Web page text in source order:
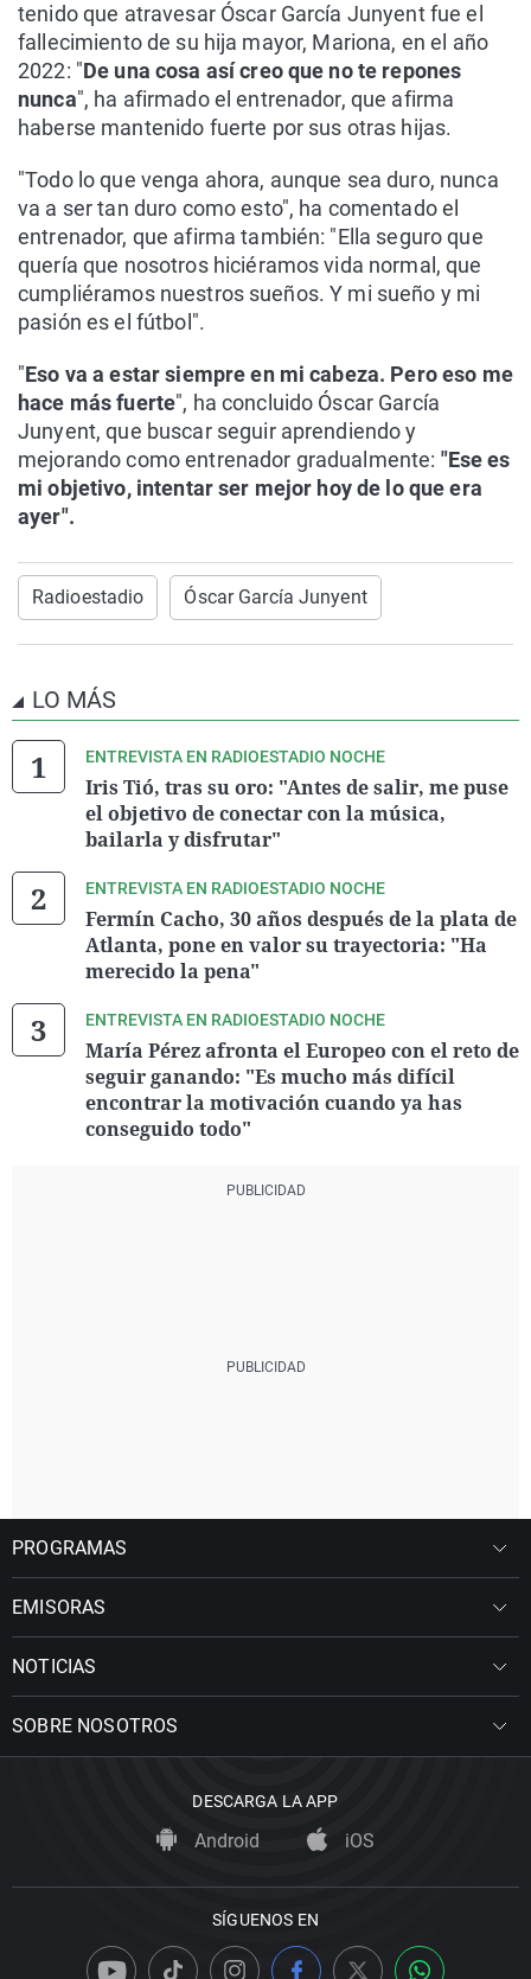
tenido que atravesar Óscar García Junyent fue el
fallecimiento de su hija mayor, Mariona, en el año
2022: "De una cosa así creo que no te repones
nunca", ha afirmado el entrenador, que afirma
haberse mantenido fuerte por sus otras hijas.
"Todo lo que venga ahora, aunque sea duro, nunca
va a ser tan duro como esto", ha comentado el
entrenador, que afirma también: "Ella seguro que
quería que nosotros hiciéramos vida normal, que
cumpliéramos nuestros sueños. Y mi sueño y mi
pasión es el fútbol".
"Eso va a estar siempre en mi cabeza. Pero eso me
hace más fuerte", ha concluido Óscar García
Junyent, que buscar seguir aprendiendo y
mejorando como entrenador gradualmente: "Ese es
mi objetivo, intentar ser mejor hoy de lo que era
ayer".
Radioestadio Óscar García Junyent
LO MÁS
ENTREVISTA EN RADIOESTADIO NOCHE
Iris Tió, tras su oro: "Antes de salir, me puse
el objetivo de conectar con la música,
bailarla y disfrutar"
ENTREVISTA EN RADIOESTADIO NOCHE
Fermín Cacho, 30 años después de la plata de
Atlanta, pone en valor su trayectoria: "Ha
merecido la pena"
ENTREVISTA EN RADIOESTADIO NOCHE
María Pérez afronta el Europeo con el reto de
seguir ganando: "Es mucho más difícil
encontrar la motivación cuando ya has
conseguido todo"
PROGRAMAS
EMISORAS
NOTICIAS
SOBRE NOSOTROS
DESCARGA LA APP
Android iOS
SÍGUENOS EN